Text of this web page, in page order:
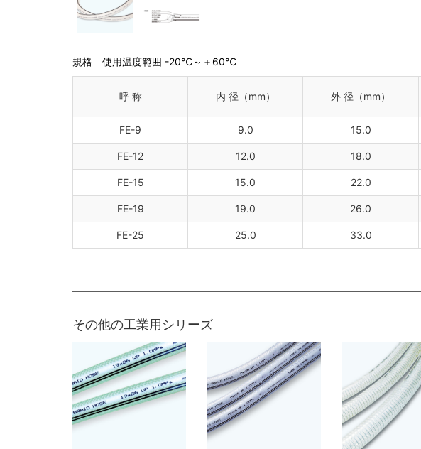
規格 使用温度範囲 -20℃～＋60℃
呼 称 内 径（mm） 外 径（mm）
FE-9 9.0 15.0
FE-12 12.0 18.0
FE-15 15.0 22.0
FE-19 19.0 26.0
FE-25 25.0 33.0
その他の工業用シリーズ